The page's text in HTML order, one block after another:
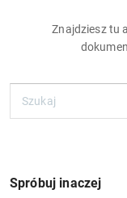
Znajdziesz tu
Spróbuj inaczej